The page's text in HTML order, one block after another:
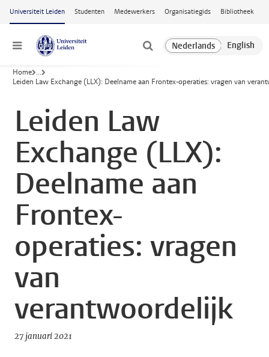
Ga naar hoofdinhoud
Universiteit Leiden Studenten Medewerkers Organisatiegids Bibliotheek
Menu
Home ...
Leiden Law Exchange (LLX): Deelname aan Frontex-operaties: vragen van
Leiden Law
Exchange (LLX):
Deelname aan
Frontex-
operaties: vragen
van
verantwoordelijk
27 januari 2021